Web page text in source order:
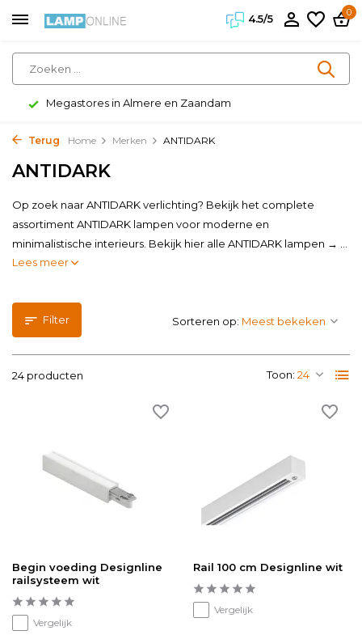
4.5/5
0
Klanten geven ons een 4.5/5
Terug Home Merken ANTIDARK
ANTIDARK
Op zoek naar ANTIDARK verlichting? Bekijk het complete
assortiment ANTIDARK lampen voor moderne en
minimalistische interieurs. Bekijk hier alle ANTIDARK lampen → ...
Lees meer
Filter
24 producten Toon:
Sorteren op:
Begin voeding Designline
railsysteem wit
Vergelijk
Rail 100 cm Designline wit
Vergelijk